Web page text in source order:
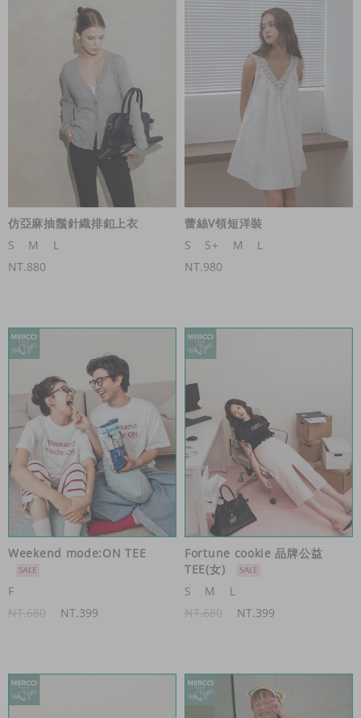
仿亞麻抽鬚針織排釦上衣
S
M
L
NT.880
蕾絲V領短洋裝
S
S+ M
L
NT.980
Weekend mode:ON TEE
F
NT.680
NT.399
Fortune cookie 品牌公益
TEE(女)
S
M
L
NT.680
NT.399